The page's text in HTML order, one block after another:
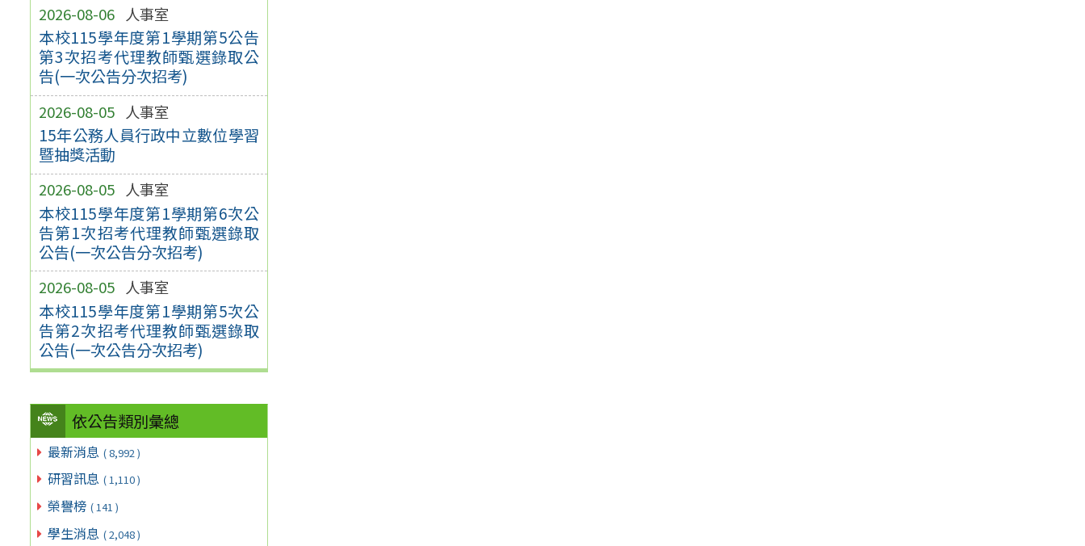
2026-08-06 人事室
本校115學年度第1學期第5公告
第3次招考代理教師甄選錄取公
告(一次公告分次招考)
2026-08-05 人事室
15年公務人員行政中立數位學習
暨抽獎活動
2026-08-05 人事室
本校115學年度第1學期第6次公
告第1次招考代理教師甄選錄取
公告(一次公告分次招考)
2026-08-05 人事室
本校115學年度第1學期第5次公
告第2次招考代理教師甄選錄取
公告(一次公告分次招考)
依公告類別彙總
最新消息 ( 8,992 )
研習訊息 ( 1,110 )
榮譽榜 ( 141 )
學生消息 ( 2,048 )